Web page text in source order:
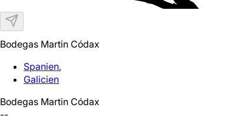
Bodegas Martin Códax
Spanien,
Galicien
Bodegas Martin Códax
--